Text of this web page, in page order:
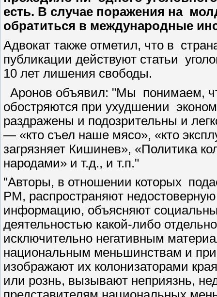
есть. В случае поражения на
обратиться в международные
Адвокат также отметил, что в
публикации действуют статьи
10 лет лишения свободы.
Аронов объявил: "Мы понимаем,
обостряются при ухудшении
раздражены и подозрительны и
— «кто съел наше мясо», «кто
загрязняет Кишинев», «Политика
народами» и т.д., и т.п."
"Авторы, в отношении которых
РМ, распространяют
информацию, объясняют
деятельностью какой-либо
исключительно негативным
национальным меньшинствам и
изображают их колонизаторами
или рознь, вызывают неприязнь,